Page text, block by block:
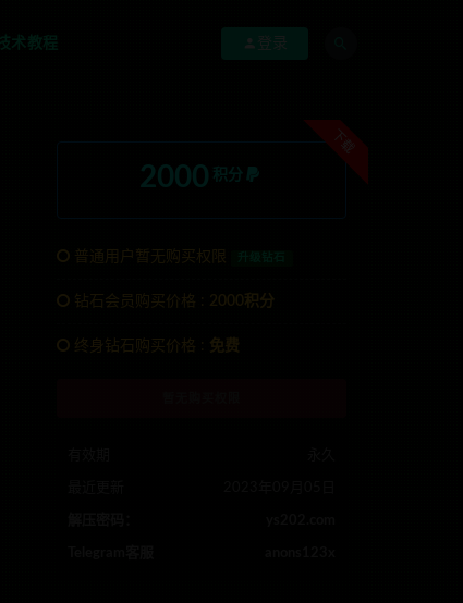
术教程 登录
TG:anons123x
下载
2000 积分
普通用户暂无购买权限
钻石会员购买价格 : 2000积分
终身钻石购买价格 : 免费